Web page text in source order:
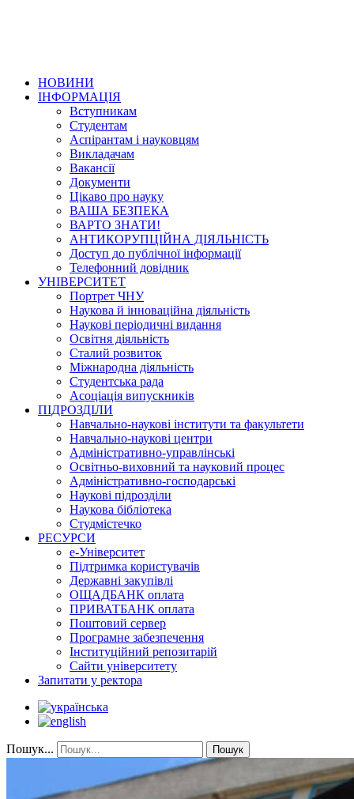
НОВИНИ
ІНФОРМАЦІЯ
Вступникам
Студентам
Аспірантам і науковцям
Викладачам
Вакансії
Документи
Цікаво про науку
ВАША БЕЗПЕКА
ВАРТО ЗНАТИ!
АНТИКОРУПЦІЙНА ДІЯЛЬНІСТЬ
Доступ до публічної інформації
Телефонний довідник
УНІВЕРСИТЕТ
Портрет ЧНУ
Наукова й інноваційна діяльність
Наукові періодичні видання
Освітня діяльність
Сталий розвиток
Міжнародна діяльність
Студентська рада
Асоціація випускників
ПІДРОЗДІЛИ
Навчально-наукові інститути та факультети
Навчально-наукові центри
Адміністративно-управлінські
Освітньо-виховний та науковий процес
Адміністративно-господарські
Наукові підрозділи
Наукова бібліотека
Студмістечко
РЕСУРСИ
е-Університет
Підтримка користувачів
Державні закупівлі
ОЩАДБАНК оплата
ПРИВАТБАНК оплата
Поштовий сервер
Програмне забезпечення
Інституційний репозитарій
Сайти університету
Запитати у ректора
Пошук... Пошук